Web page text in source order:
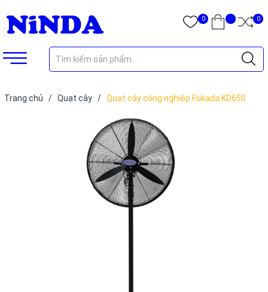
0 0
Trang chủ / Quạt cây / Quạt cây công nghiệp Fukada KD650